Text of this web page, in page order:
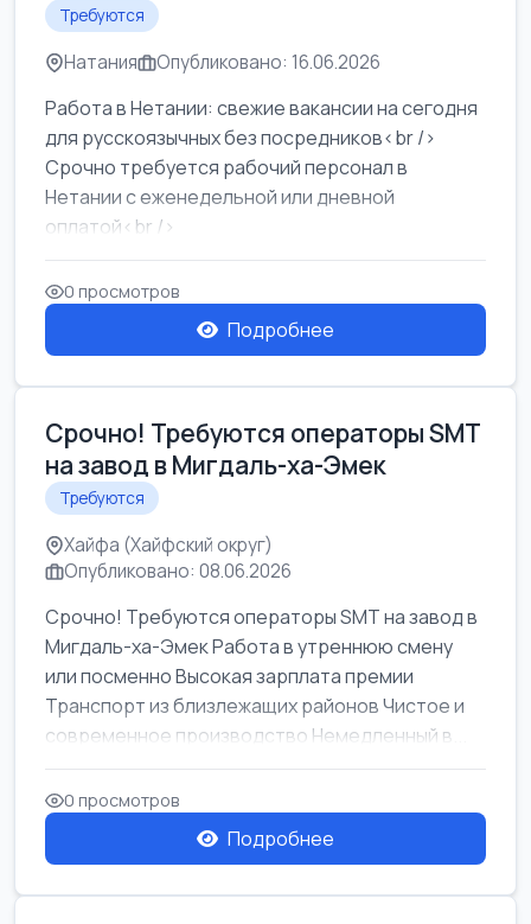
Требуются
Натания Опубликовано: 16.06.2026
Работа в Нетании: свежие вакансии на сегодня
для русскоязычных без посредников<br />
Срочно требуется рабочий персонал в
Нетании с еженедельной или дневной
оплатой<br />
Свежие вакансии в Нетании дл...
0 просмотров
Подробнее
Срочно! Требуются операторы SMT
на завод в Мигдаль-ха-Эмек
Требуются
Хайфа (Хайфский округ)
Опубликовано: 08.06.2026
Срочно! Требуются операторы SMT на завод в
Мигдаль-ха-Эмек Работа в утреннюю смену
или посменно Высокая зарплата премии
Транспорт из близлежащих районов Чистое и
современное производство Немедленный в...
0 просмотров
Подробнее